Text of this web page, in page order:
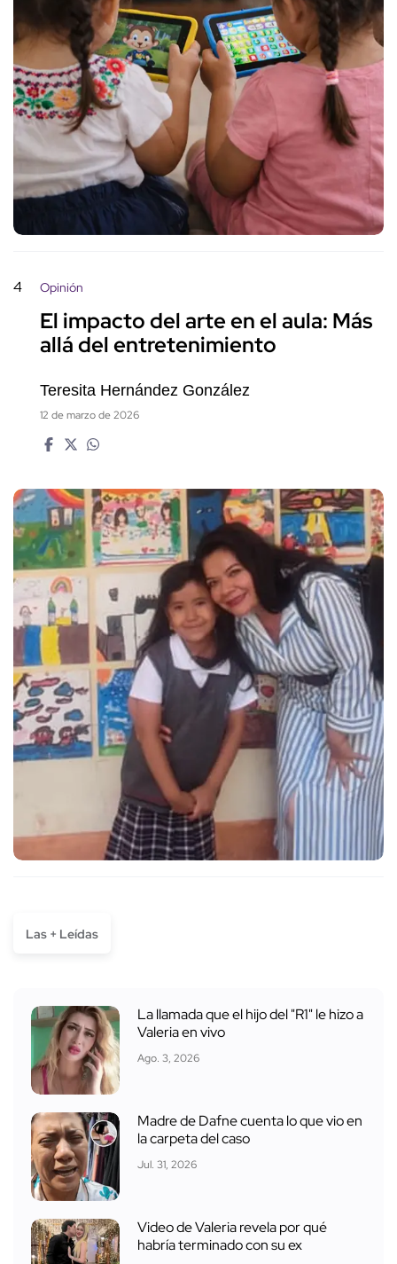
4 Opinión
El impacto del arte en el aula: Más
allá del entretenimiento
Teresita Hernández González
12 de marzo de 2026
Las + Leídas
La llamada que el hijo del "R1" le hizo a
Valeria en vivo
Ago. 3, 2026
Madre de Dafne cuenta lo que vio en
la carpeta del caso
Jul. 31, 2026
Video de Valeria revela por qué
habría terminado con su ex